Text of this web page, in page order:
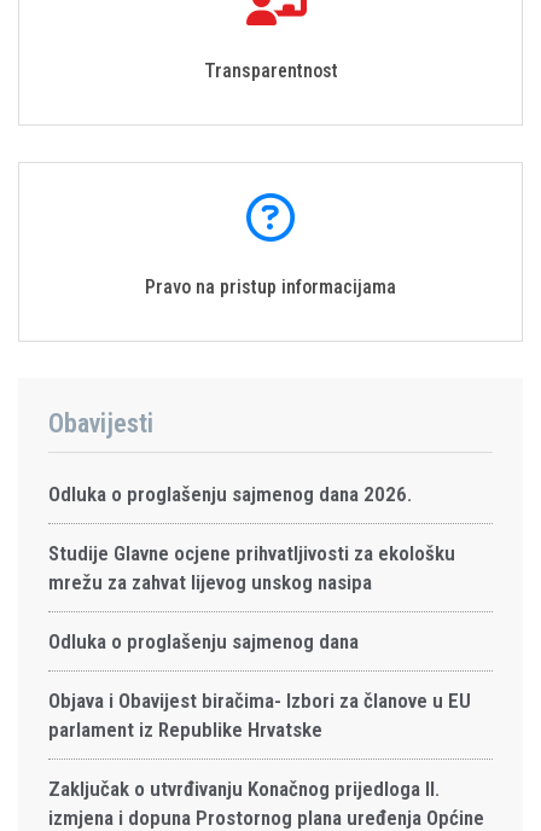
Transparentnost
Pravo na pristup informacijama
Obavijesti
Odluka o proglašenju sajmenog dana 2026.
Studije Glavne ocjene prihvatljivosti za ekološku
mrežu za zahvat lijevog unskog nasipa
Odluka o proglašenju sajmenog dana
Objava i Obavijest biračima- Izbori za članove u EU
parlament iz Republike Hrvatske
Zaključak o utvrđivanju Konačnog prijedloga II.
izmjena i dopuna Prostornog plana uređenja Općine